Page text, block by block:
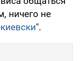
ничего не
".